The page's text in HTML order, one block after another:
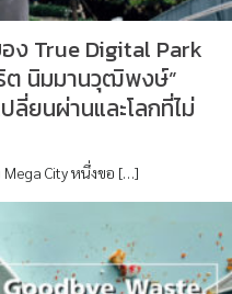
ง True Digital Park
ต นิมมานวุฒิพงษ์”
ลี่ยนผ่านและโลกที่ไม่
City หนึ่งขอ […]